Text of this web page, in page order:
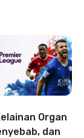
Organ
dan